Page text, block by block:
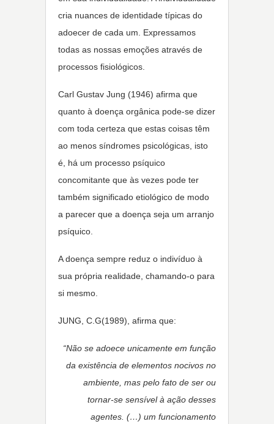
cria nuances de identidade típicas do
adoecer de cada um. Expressamos
todas as nossas emoções através de
processos fisiológicos.
Carl Gustav Jung (1946) afirma que
quanto à doença orgânica pode-se dizer
com toda certeza que estas coisas têm
ao menos síndromes psicológicas, isto
é, há um processo psíquico
concomitante que às vezes pode ter
também significado etiológico de modo
a parecer que a doença seja um arranjo
psíquico.
A doença sempre reduz o indivíduo à
sua própria realidade, chamando-o para
si mesmo.
JUNG, C.G(1989), afirma que:
“Não se adoece unicamente em função
da existência de elementos nocivos no
ambiente, mas pelo fato de ser ou
tornar-se sensível à ação desses
agentes. (…) um funcionamento